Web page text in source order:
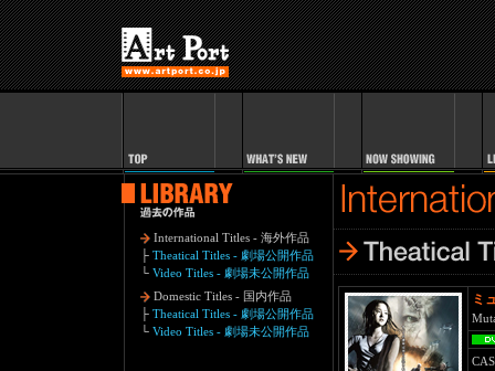
International Titles - 海外作品
├ Theatical Titles - 劇場公開作品
└ Video Titles - 劇場未公開作品
Domestic Titles - 国内作品
├ Theatical Titles - 劇場公開作品
└ Video Titles - 劇場未公開作品
ミ